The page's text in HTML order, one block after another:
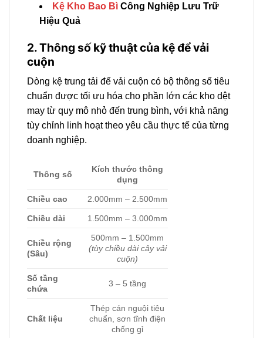
Kệ Kho Bao BìCông Nghiệp Lưu Trữ
Hiệu Quả
2. Thông số kỹ thuật của kệ để vải
cuộn
Dòng kệ trung tải để vải cuộn có bộ thông số tiêu
chuẩn được tối ưu hóa cho phần lớn các kho dệt
may từ quy mô nhỏ đến trung bình, với khả năng
tùy chỉnh linh hoạt theo yêu cầu thực tế của từng
doanh nghiệp.
Thông số
Kích thước thông
dụng
Chiều cao 2.000mm – 2.500mm
Chiều dài 1.500mm – 3.000mm
Chiều rộng
(Sâu)
500mm – 1.500mm
(tùy chiều dài cây vải
cuộn)
Số tầng
chứa
3 – 5 tầng
Chất liệu
Thép cán nguội tiêu
chuẩn, sơn tĩnh điện
chống gỉ